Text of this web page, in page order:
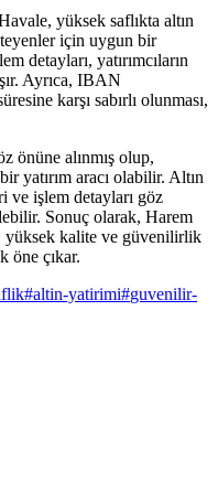
yüksek saflıkta altın
için uygun bir
detayları, yatırımcıların
Ayrıca, IBAN
karşı sabırlı olunması,
önüne alınmış olup,
yatırım aracı olabilir. Altın
ve işlem detayları göz
Sonuç olarak, Harem
yüksek kalite ve güvenilirlik
öne çıkar.
#altin-yatirimi#guvenilir-